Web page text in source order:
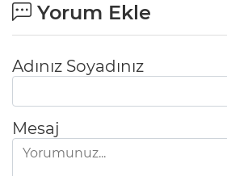
Yorum Ekle
Adınız Soyadınız
Mesaj